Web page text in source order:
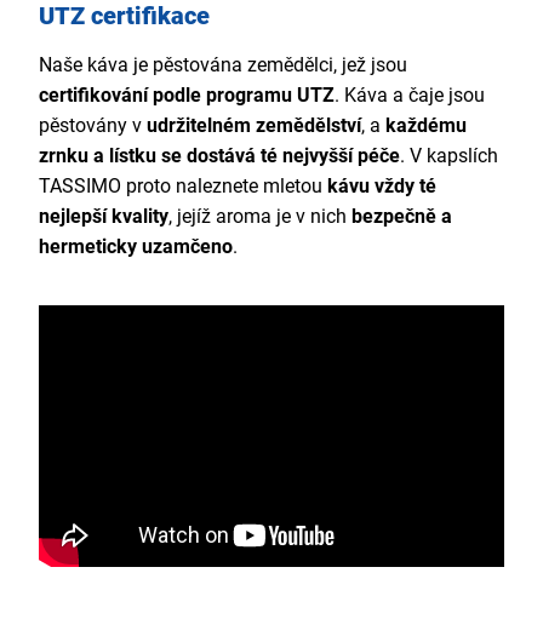
UTZ certifikace
Naše káva je pěstována zemědělci, jež jsou
certifikování podle programu UTZ. Káva a čaje jsou
pěstovány v udržitelném zemědělství, a každému
zrnku a lístku se dostává té nejvyšší péče. V kapslích
TASSIMO proto naleznete mletou kávu vždy té
nejlepší kvality, jejíž aroma je v nich bezpečně a
hermeticky uzamčeno.